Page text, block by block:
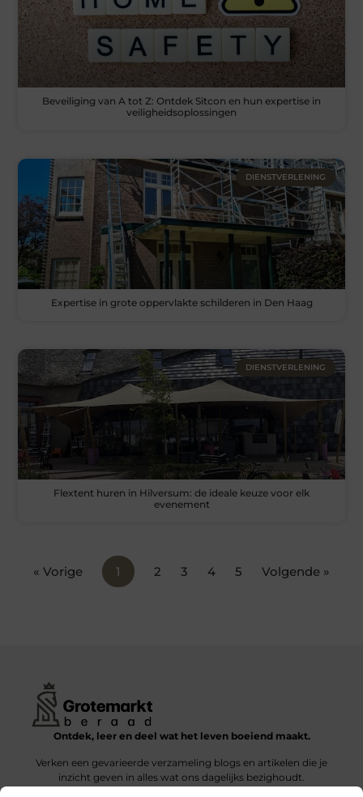
Beveiliging van A tot Z: Ontdek Sitcon en hun expertise in
veiligheidsoplossingen
DIENSTVERLENING
Expertise in grote oppervlakte schilderen in Den Haag
DIENSTVERLENING
Flextent huren in Hilversum: de ideale keuze voor elk
evenement
« Vorige 1 2 3 4 5 Volgende »
Ontdek, leer en deel wat het leven boeiend maakt.
Verken een gevarieerde verzameling blogs en artikelen die je
inzicht geven in alles wat ons dagelijks bezighoudt.